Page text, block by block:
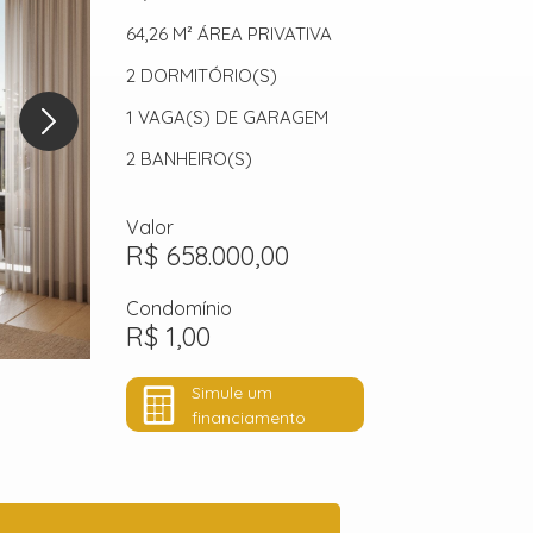
64,26 M² ÁREA PRIVATIVA
2 DORMITÓRIO(S)
1 VAGA(S) DE GARAGEM
2 BANHEIRO(S)
Valor
R$ 658.000,00
Condomínio
R$ 1,00
Simule um
financiamento